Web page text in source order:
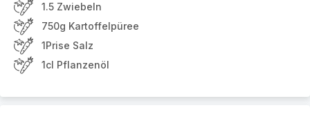
1.5 Zwiebeln
750g Kartoffelpüree
1Prise Salz
1cl Pflanzenöl